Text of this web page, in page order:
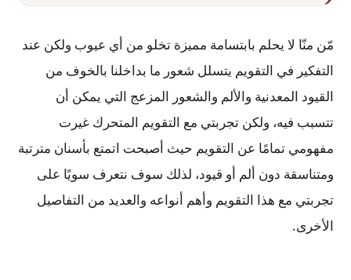
مّن منّا لا يحلم بابتسامة مميزة تخلو من أي عيوب ولكن عند
التفكير في التقويم يتسلل شعور ما بداخلنا بالخوف من
القيود المعدنية والألم والشعور المزعج التي يمكن أن
تتسبب فيه، ولكن تجربتي مع التقويم المتحرك غيرت
مفهومي تمامًا عن التقويم حيث أصبحت اتمتع بأسنان مترتبة
ومتناسقة دون ألم أو قيود، لذلك سوف نتعرف سويًا على
تجربتي مع هذا التقويم وأهم أنواعه والعديد من التفاصيل
الأخرى.